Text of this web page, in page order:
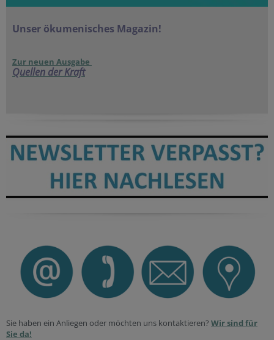
Unser ökumenisches Magazin!
Zur neuen Ausgabe
Quellen der Kraft
Sie haben ein Anliegen oder möchten uns kontaktieren? Wir sind für
Sie da!